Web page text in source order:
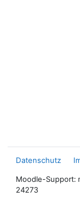
Datenschutz
Moodle-Support:
24273